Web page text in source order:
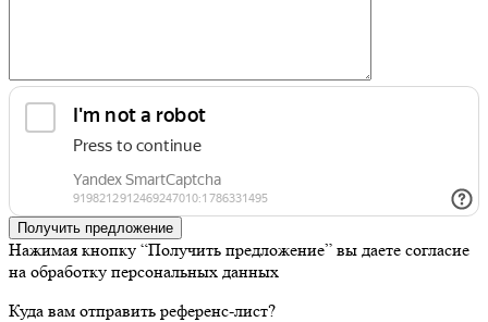
Получить предложение
Нажимая кнопку “Получить предложение” вы даете согласие
на обработку персональных данных
Куда вам отправить референс-лист?